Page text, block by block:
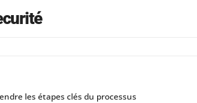
les étapes clés du processus